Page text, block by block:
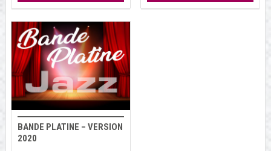
BANDE PLATINE – VERSION
2020